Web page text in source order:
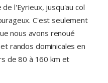
l'Eyrieux, jusqu'au col
C'est seulement
nous avons renoué
randos dominicales en
de 80 à 160 km et